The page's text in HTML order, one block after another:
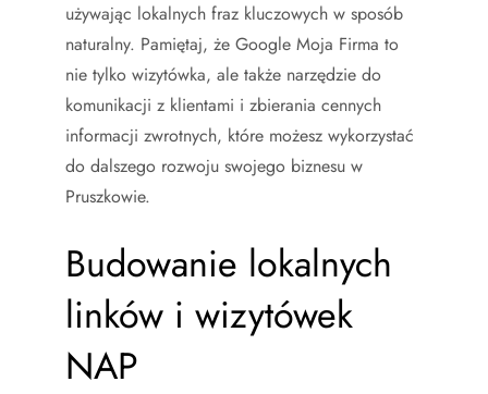
używając lokalnych fraz kluczowych w sposób
naturalny. Pamiętaj, że Google Moja Firma to
nie tylko wizytówka, ale także narzędzie do
komunikacji z klientami i zbierania cennych
informacji zwrotnych, które możesz wykorzystać
do dalszego rozwoju swojego biznesu w
Pruszkowie.
Budowanie lokalnych
linków i wizytówek
NAP